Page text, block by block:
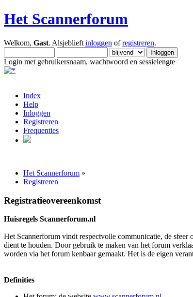
Het Scannerforum
Welkom, Gast. Alsjeblieft inloggen ofregistreren.
Login met gebruikersnaam, wachtwoord en sessielengte
Index
Help
Inloggen
Registreren
Frequenties
Het Scannerforum »
Registreren
Registratieovereenkomst
Huisregels Scannerforum.nl
Het Scannerforum vindt respectvolle communicatie, de
dient te houden. Door gebruik te maken van het forum
worden via het forum kenbaar gemaakt. Het is de eigen
Definities